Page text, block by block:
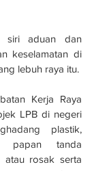
siri aduan dan
keselamatan di
lebuh raya itu.
Kerja Raya
LPB di negeri
plastik,
papan tanda
atau rosak serta